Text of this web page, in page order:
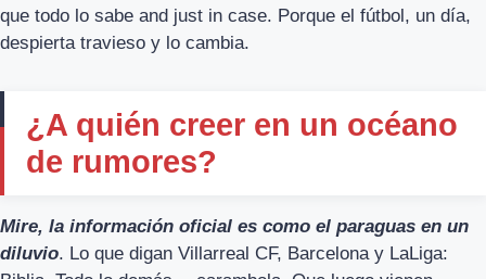
que todo lo sabe and just in case. Porque el fútbol, un día,
despierta travieso y lo cambia.
¿A quién creer en un océano
de rumores?
Mire, la información oficial es como el paraguas en un
diluvio. Lo que digan Villarreal CF, Barcelona y LaLiga: